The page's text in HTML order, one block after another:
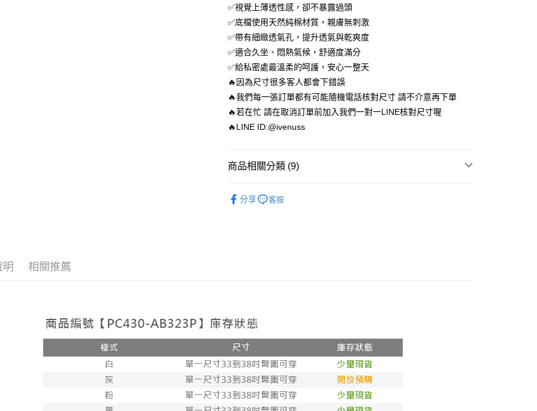
【注意事項】
１．透過由恩沛科技股份有限公司提供之「AFTEE先享後付」服務完成之
求債權轉讓予恩沛科技股份有限公司。
２．關於個人資料處理事宜，請瀏覽以下網址：
https://aftee.tw/terms/#terms3
３．未成年的使用者請事先徵得法定代理人或監護人之同意方可使用
「AFTEE先享後付」，若未經同意申辦者引起之損失，本公司不負相關責
任。
４．使用「AFTEE先享後付」時，將依據個別帳號之用戶狀況，依本公司
即時審查核予不同之上限額度；若仍有額度不足之情形，本公司將視審查
結果請求用戶進行身份認證。
動。
7-11 取貨付款約3～4天到貨
每筆NT$80，滿NT$799(含以上)免運費
付款後7-11取貨
每筆NT$80，滿NT$799(含以上)免運費
宅配
每筆NT$80，滿NT$799(含以上)免運費
✅視覺上薄透性感，卻不暴露過頭
✅底檔使用天然純棉材質，親膚無刺激
✅帶有細緻透氣孔，提升透氣與乾爽度
✅適合久坐、悶熱氣候，舒適度滿分
✅給私密處最溫柔的呵護，安心一整天
🔥因為尺寸很多客人都會下錯誤
🔥我們每一張訂單都有可能隨機電話核對尺寸 請不介意再下單
🔥若在忙 請在取消訂單前加入我們一對一LINE核對尺寸喔
🔥LINE ID:@ivenuss
商品相關分類 (9)
【內褲】♥戰褲｜ 款式分類↴
NEW 新品95折-週週上新品 🏝️盛夏新品
++多件任選優惠專區++ 高質感內褲 均一價 299
分享 客服
明 相關推薦